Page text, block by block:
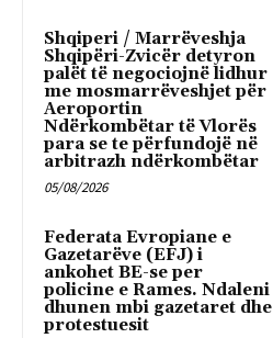
Shqiperi / Marrëveshja
Shqipëri-Zvicër detyron
palët të negociojnë lidhur
me mosmarrëveshjet për
Aeroportin
Ndërkombëtar të Vlorës
para se te përfundojë në
arbitrazh ndërkombëtar
05/08/2026
Federata Evropiane e
Gazetarëve (EFJ) i
ankohet BE-se per
policine e Rames. Ndaleni
dhunen mbi gazetaret dhe
protestuesit